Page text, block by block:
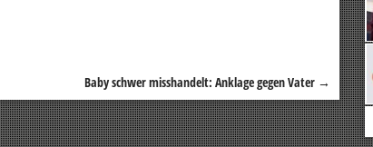
Baby schwer misshandelt: Anklage gegen Vater →